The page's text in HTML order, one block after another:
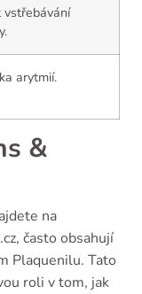
vstřebávání
arytmií.
&
na
často obsahují
Plaquenilu. Tato
roli v tom, jak